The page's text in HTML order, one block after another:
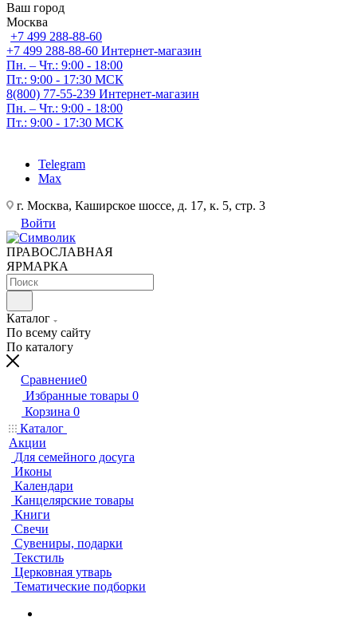
Ваш город
Москва
+7 499 288-88-60
+7 499 288-88-60 Интернет-магазин
Пн. – Чт.: 9:00 - 18:00
Пт.: 9:00 - 17:30 МСК
8(800) 77-55-239 Интернет-магазин
Пн. – Чт.: 9:00 - 18:00
Пт.: 9:00 - 17:30 МСК
Telegram
Max
г. Москва, Каширское шоссе, д. 17, к. 5, стр. 3
Войти
ПРАВОСЛАВНАЯ
ЯРМАРКА
Каталог
По всему сайту
По каталогу
Сравнение0
Избранные товары 0
Корзина 0
Каталог
Акции
Для семейного досуга
Иконы
Календари
Канцелярские товары
Книги
Свечи
Сувениры, подарки
Текстиль
Церковная утварь
Тематические подборки